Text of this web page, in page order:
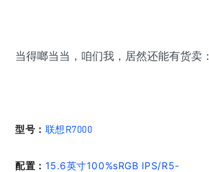
当得啷当当，咱们我，居然还能有货卖：
型号 ： 联想R7000
配置： 15.6英寸100%sRGB IPS/R5-